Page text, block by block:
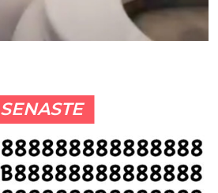
SENASTE